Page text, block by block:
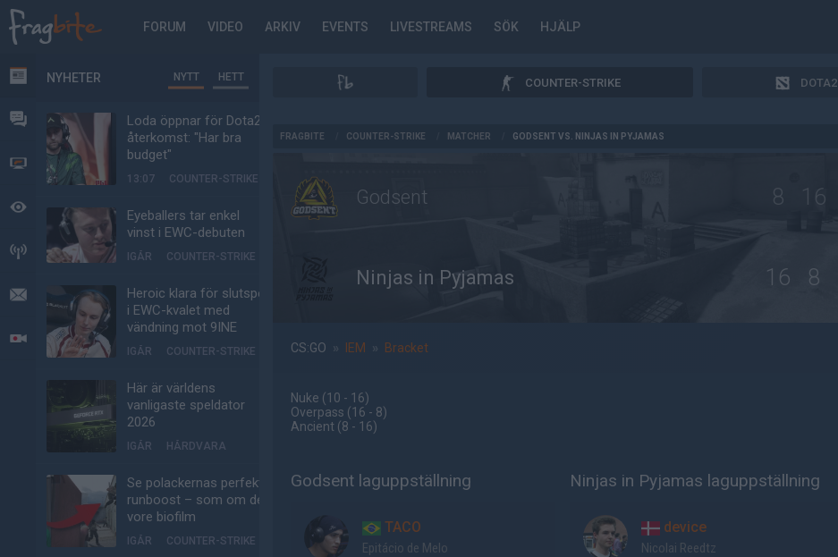
FORUM VIDEO ARKIV EVENTS LIVESTREAMS SÖK HJÄLP
NYHETER
FORUM
VIDEO
BEVAKAT
HÄNDELSER
MEDDELANDEN
LIVESÄNDNINGAR
NYHETER NYTT HETT
Loda öppnar för Dota2-
återkomst: "Har bra
budget"
13:07 COUNTER-STRIKE
Eyeballers tar enkel
vinst i EWC-debuten
IGÅR COUNTER-STRIKE
Heroic klara för slutspel
i EWC-kvalet med
vändning mot 9INE
IGÅR COUNTER-STRIKE
Här är världens
vanligaste speldator
2026
IGÅR HÅRDVARA
Se polackernas perfekta
runboost – som om det
vore biofilm
IGÅR COUNTER-STRIKE
COUNTER-STRIKE DOTA2
FRAGBITE COUNTER-STRIKE MATCHER GODSENT VS. NINJAS IN PYJAMAS
Godsent 8 16
Ninjas in Pyjamas 16 8
CS:GO » IEM » Bracket
Nuke (10 - 16)
Overpass (16 - 8)
Ancient (8 - 16)
Godsent laguppställning
TACO
Epitácio de Melo
Ninjas in Pyjamas laguppställning
device
Nicolai Reedtz